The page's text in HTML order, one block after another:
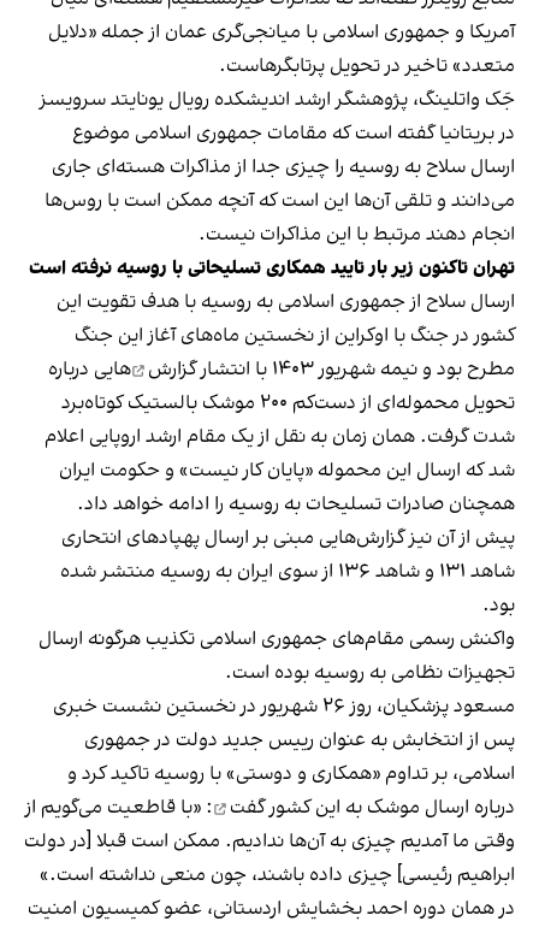
آمریکا و جمهوری اسلامی با میانجی‌گری عمان از جمله «دلایل
متعدد» تاخیر در تحویل پرتابگرهاست.
جَک واتلینگ، پژوهشگر ارشد اندیشکده رویال یونایتد سرویسز
در بریتانیا گفته است که مقامات جمهوری اسلامی موضوع
ارسال سلاح به روسیه را چیزی جدا از مذاکرات هسته‌ای جاری
می‌دانند و تلقی آن‌ها این است که آنچه ممکن است با روس‌ها
انجام دهند مرتبط با این مذاکرات نیست.
تهران تاکنون زیر بار تایید همکاری تسلیحاتی با روسیه نرفته است
ارسال سلاح از جمهوری اسلامی به روسیه با هدف تقویت این
کشور در جنگ با اوکراین از نخستین ماه‌های آغاز این جنگ
مطرح بود و نیمه شهریور ۱۴۰۳ با انتشار
گزارش‌
هایی درباره
تحویل محموله‌ای از دست‌کم ۲۰۰ موشک‌ بالستیک کوتاه‌برد
شدت گرفت. همان زمان به نقل از یک مقام ارشد اروپایی اعلام
شد که ارسال این محموله «پایان کار نیست» و حکومت ایران
همچنان صادرات تسلیحات به روسیه را ادامه خواهد داد.
پیش از آن نیز گزارش‌هایی مبنی بر ارسال پهپادهای انتحاری
شاهد ۱۳۱ و شاهد ۱۳۶ از سوی ایران به روسیه منتشر شده
بود.
واکنش رسمی مقام‌های جمهوری اسلامی تکذیب هرگونه ارسال
تجهیزات نظامی به روسیه بوده است.
مسعود پزشکیان، روز ۲۶ شهریور در نخستین نشست خبری
پس از انتخابش به عنوان رییس جدید دولت در جمهوری
اسلامی، بر تداوم «همکاری و دوستی» با روسیه تاکید کرد و
درباره ارسال موشک به این کشورگفت
: «با قاطعیت می‌گویم از
وقتی ما آمدیم چیزی به آن‌ها ندادیم. ممکن است قبلا [در دولت
ابراهیم رئیسی] چیزی داده باشند، چون منعی نداشته است.»
در همان دوره احمد بخشایش اردستانی، عضو کمیسیون امنیت